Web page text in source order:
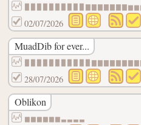
02/07/2026
MuadDib for ever...
28/07/2026
Oblikon
▆▆▆▆▆▆▃▃▃▃